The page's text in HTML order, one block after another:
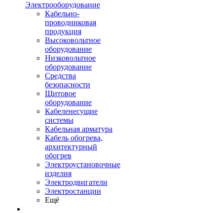
Электрооборудование
Кабельно-
проводниковая
продукция
Высоковольтное
оборудование
Низковольтное
оборудование
Средства
безопасности
Щитовое
оборудование
Кабеленесущие
системы
Кабельная арматура
Кабель обогрева,
архитектурный
обогрев
Электроустановочные
изделия
Электродвигатели
Электростанции
Ещё